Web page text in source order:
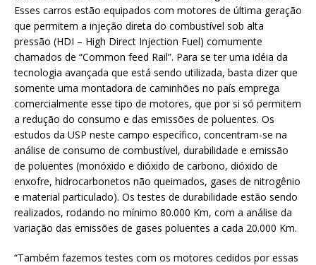
Esses carros estão equipados com motores de última geração
que permitem a injeção direta do combustível sob alta
pressão (HDI – High Direct Injection Fuel) comumente
chamados de “Common feed Rail”. Para se ter uma idéia da
tecnologia avançada que está sendo utilizada, basta dizer que
somente uma montadora de caminhões no país emprega
comercialmente esse tipo de motores, que por si só permitem
a redução do consumo e das emissões de poluentes. Os
estudos da USP neste campo específico, concentram-se na
análise de consumo de combustível, durabilidade e emissão
de poluentes (monóxido e dióxido de carbono, dióxido de
enxofre, hidrocarbonetos não queimados, gases de nitrogênio
e material particulado). Os testes de durabilidade estão sendo
realizados, rodando no mínimo 80.000 Km, com a análise da
variação das emissões de gases poluentes a cada 20.000 Km.
“Também fazemos testes com os motores cedidos por essas